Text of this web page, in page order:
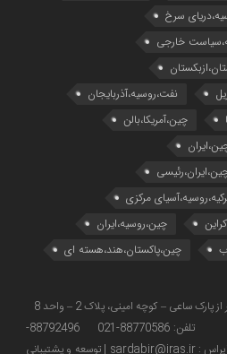
سرخ
خارجی
نفت،روسیه،آذربایجان
چین،آمریکا،بالن
مرکزی
چین،روسیه،ایران
چین،پاکستان،هند،هسته ای
| کدپستی: 1434734368 | تلفن: 88770586-021 88792496-
توسعه و پشتیبانی